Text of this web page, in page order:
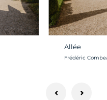
Allée
Crédit photo :
Frédéric